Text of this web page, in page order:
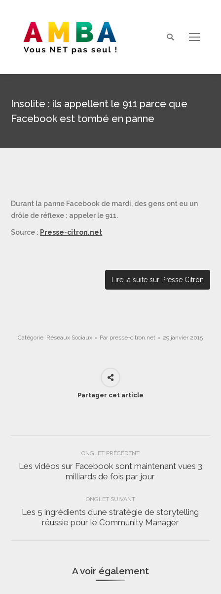
Search:
Insolite : ils appellent le 911 parce que
Facebook est tombé en panne
Durant la panne Facebook de mardi, des gens ont eu un
drôle de réflexe : appeler le 911.
Source : Presse-citron.net
Lire la suite sur Presse Citron
Catégorie Réseaux Sociaux Par presse-citron.net 29 janvier 2015
Partager cet article
Navigation
de
ONGLET PRÉCÉDENT
Onglet
précédent
Les vidéos sur Facebook sont maintenant vues 3
milliards de fois par jour
ONGLET SUIVANT
Onglet
Les 5 ingrédients d’une stratégie de storytelling
réussie pour le Community Manager
A voir également